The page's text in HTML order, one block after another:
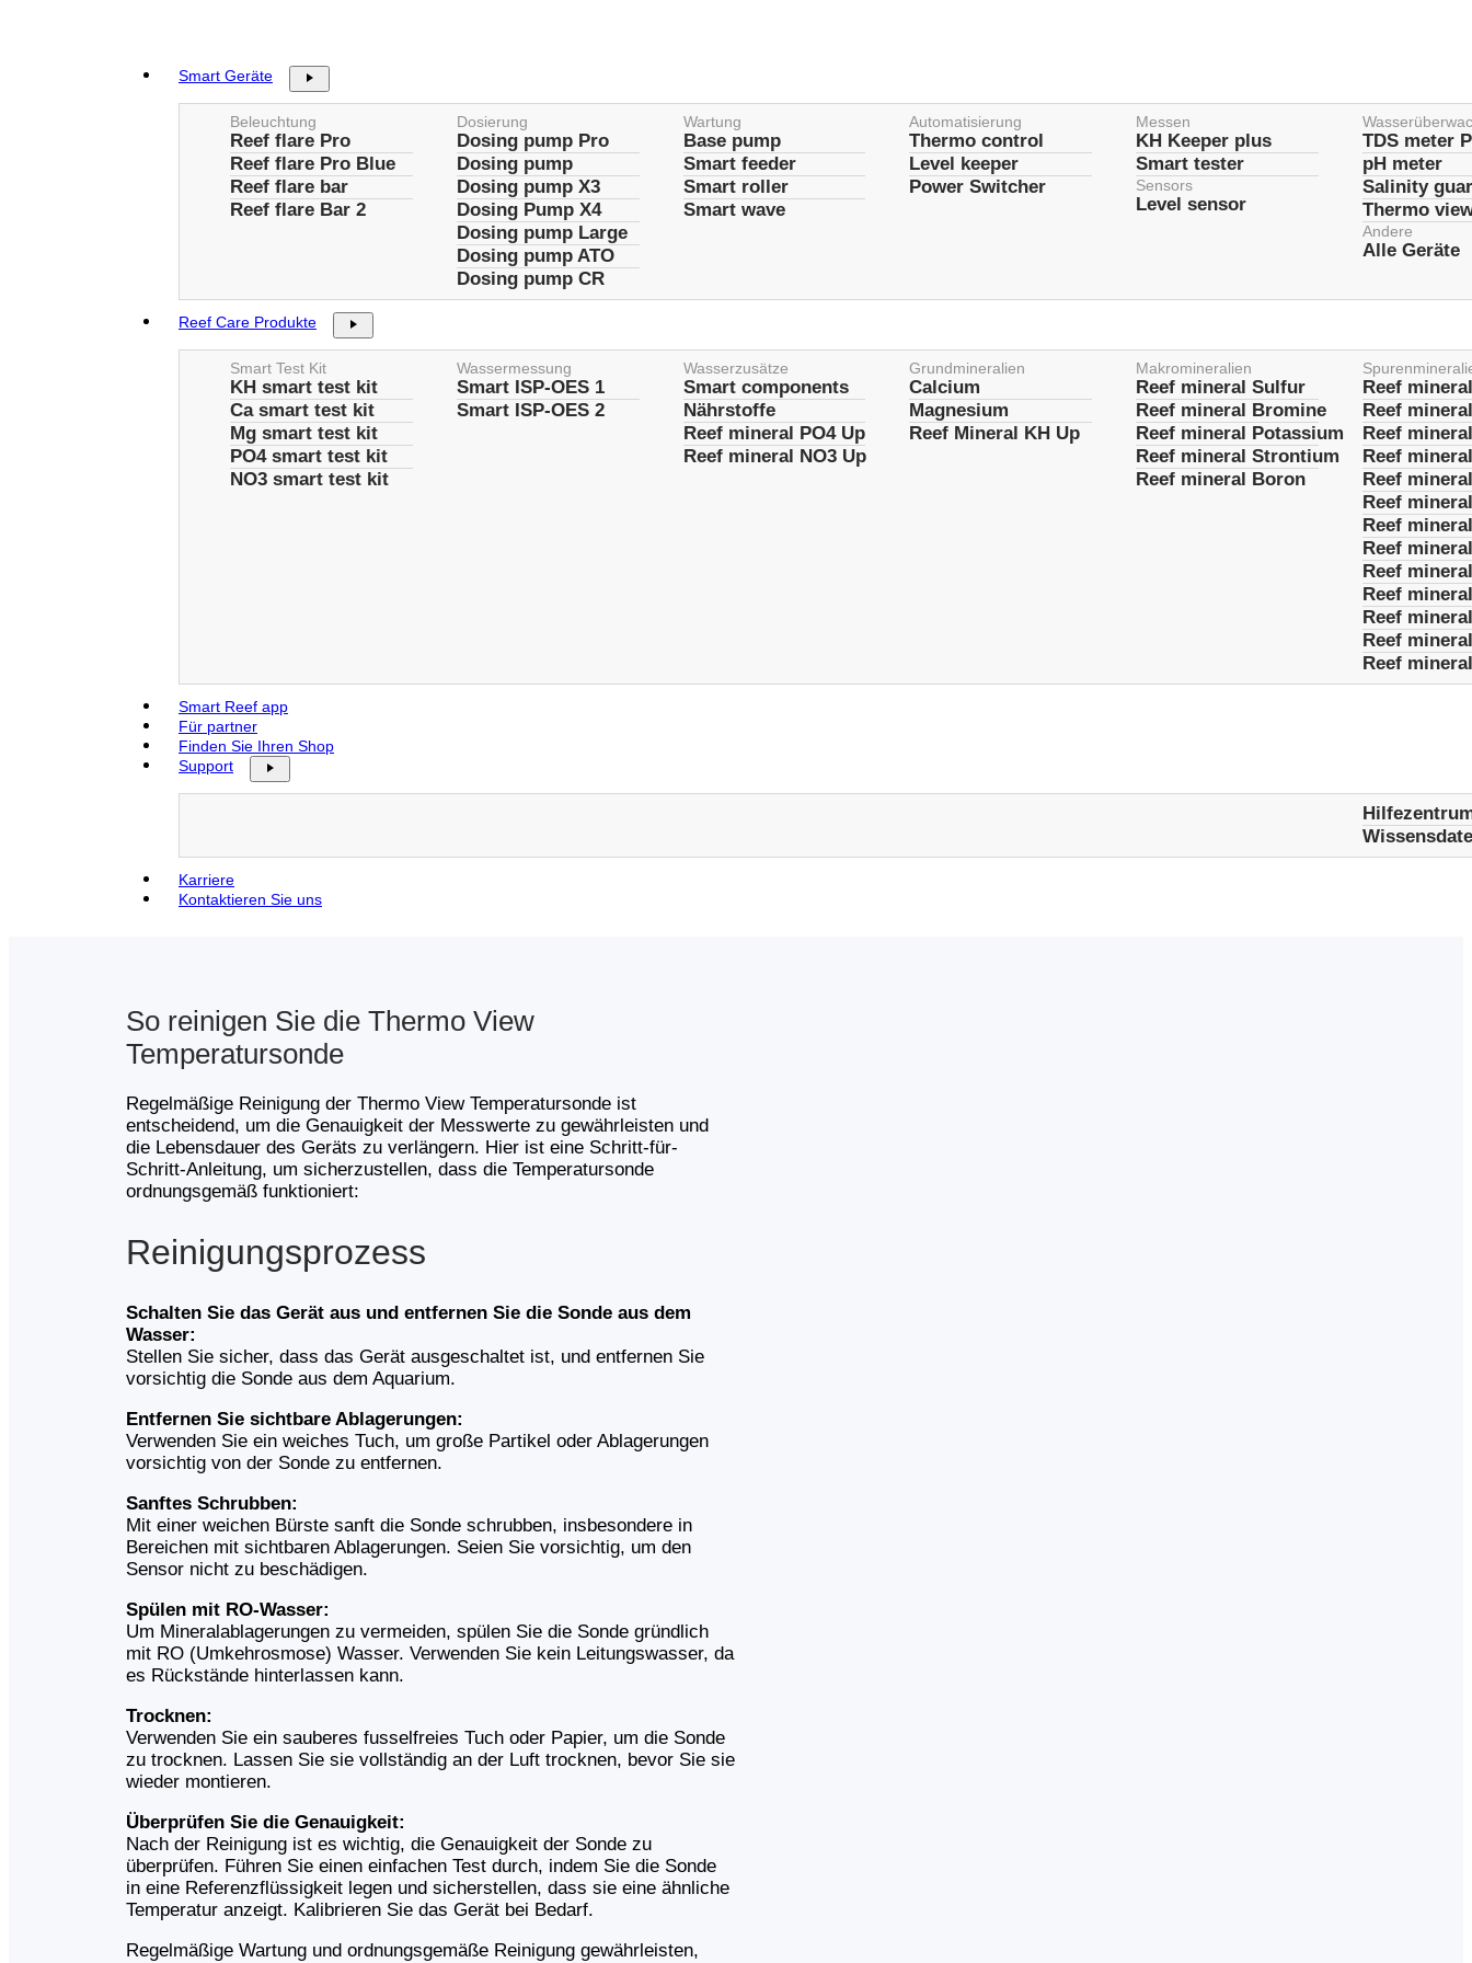
Smart Geräte
Beleuchtung
Reef flare Pro
Reef flare Pro Blue
Reef flare bar
Reef flare Bar 2
Dosierung
Dosing pump Pro
Dosing pump
Dosing pump X3
Dosing Pump X4
Dosing pump Large
Dosing pump ATO
Dosing pump CR
Wartung
Base pump
Smart feeder
Smart roller
Smart wave
Automatisierung
Thermo control
Level keeper
Power Switcher
Messen
KH Keeper plus
Smart tester
Sensors
Level sensor
TDS meter
pH meter
Salinity
Thermo
Andere
Alle Geräte
Reef Care Produkte
Smart Test Kit
KH smart test kit
Ca smart test kit
Mg smart test kit
PO4 smart test kit
NO3 smart test kit
Wassermessung
Smart ISP-OES 1
Smart ISP-OES 2
Wasserzusätze
Smart components
Nährstoffe
Reef mineral PO4 Up
Reef mineral NO3 Up
Grundmineralien
Calcium
Magnesium
Reef Mineral KH Up
Makromineralien
Reef mineral Sulfur
Reef mineral Bromine
Reef mineral Potassium
Reef mineral Strontium
Reef mineral Boron
Reef
Reef
Reef
Reef
Reef
Reef
Reef
Reef
Reef
Reef
Reef
Reef
Reef
Smart Reef app
Für partner
Finden Sie Ihren Shop
Support
Karriere
Kontaktieren Sie uns
So reinigen Sie die Thermo View
Temperatursonde
Regelmäßige Reinigung der Thermo View Temperatursonde ist
entscheidend, um die Genauigkeit der Messwerte zu gewährleisten und
die Lebensdauer des Geräts zu verlängern. Hier ist eine Schritt-für-
Schritt-Anleitung, um sicherzustellen, dass die Temperatursonde
ordnungsgemäß funktioniert:
Reinigungsprozess
Schalten Sie das Gerät aus und entfernen Sie die Sonde aus dem
Wasser:
Stellen Sie sicher, dass das Gerät ausgeschaltet ist, und entfernen Sie
vorsichtig die Sonde aus dem Aquarium.
Entfernen Sie sichtbare Ablagerungen:
Verwenden Sie ein weiches Tuch, um große Partikel oder Ablagerungen
vorsichtig von der Sonde zu entfernen.
Sanftes Schrubben:
Mit einer weichen Bürste sanft die Sonde schrubben, insbesondere in
Bereichen mit sichtbaren Ablagerungen. Seien Sie vorsichtig, um den
Sensor nicht zu beschädigen.
Spülen mit RO-Wasser:
Um Mineralablagerungen zu vermeiden, spülen Sie die Sonde gründlich
mit RO (Umkehrosmose) Wasser. Verwenden Sie kein Leitungswasser, da
es Rückstände hinterlassen kann.
Trocknen:
Verwenden Sie ein sauberes fusselfreies Tuch oder Papier, um die Sonde
zu trocknen. Lassen Sie sie vollständig an der Luft trocknen, bevor Sie sie
wieder montieren.
Überprüfen Sie die Genauigkeit:
Nach der Reinigung ist es wichtig, die Genauigkeit der Sonde zu
überprüfen. Führen Sie einen einfachen Test durch, indem Sie die Sonde
in eine Referenzflüssigkeit legen und sicherstellen, dass sie eine ähnliche
Temperatur anzeigt. Kalibrieren Sie das Gerät bei Bedarf.
Regelmäßige Wartung und ordnungsgemäße Reinigung gewährleisten,